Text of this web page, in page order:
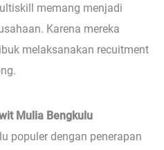
memang menjadi
Karena mereka
melaksanakan recuitment
Mulia Bengkulu
populer dengan penerapan